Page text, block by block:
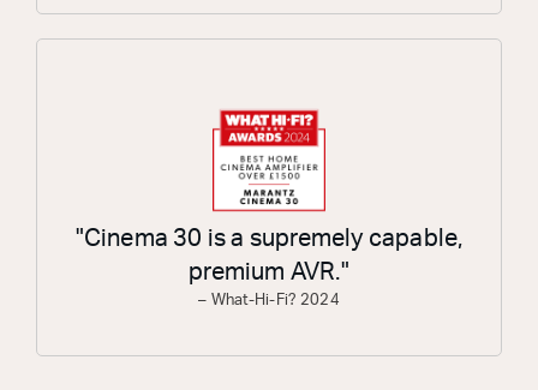
"Cinema 30 is a supremely capable,
premium AVR."
– What-Hi-Fi? 2024